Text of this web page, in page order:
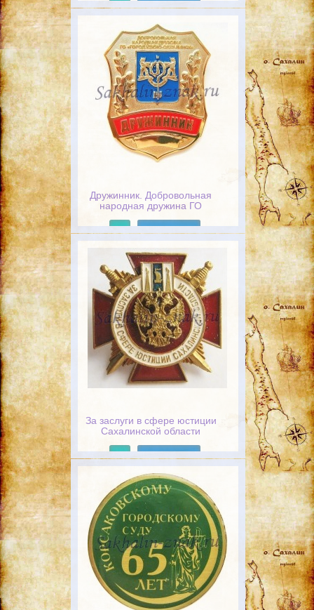
Дружинник. Добровольная
народная дружина ГО
За заслуги в сфере юстиции
Сахалинской области